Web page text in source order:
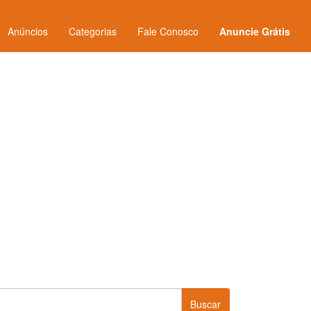
Anúncios Categorias Fale Conosco Anuncie Grátis
Buscar